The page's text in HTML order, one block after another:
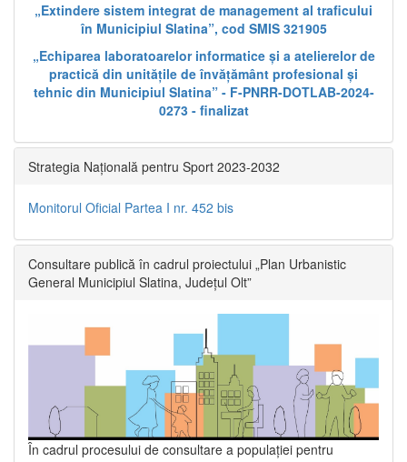
„Extindere sistem integrat de management al traficului
în Municipiul Slatina”, cod SMIS 321905
„Echiparea laboratoarelor informatice și a atelierelor de
practică din unitățile de învățământ profesional și
tehnic din Municipiul Slatina” - F-PNRR-DOTLAB-2024-
0273 - finalizat
Strategia Națională pentru Sport 2023-2032
Monitorul Oficial Partea I nr. 452 bis
Consultare publică în cadrul proiectului „Plan Urbanistic
General Municipiul Slatina, Județul Olt”
În cadrul procesului de consultare a populaţiei pentru